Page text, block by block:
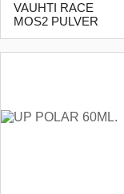
VAUHTI RACE
MOS2 PULVER